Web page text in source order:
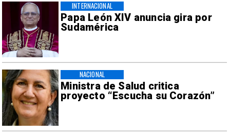
Papa León XIV anuncia gira por
Sudamérica
INTERNACIONAL
Ministra de Salud critica
proyecto “Escucha su Corazón”
NACIONAL